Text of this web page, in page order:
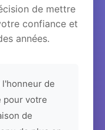
de mettre
confiance et
années.
l'honneur de
pour votre
de